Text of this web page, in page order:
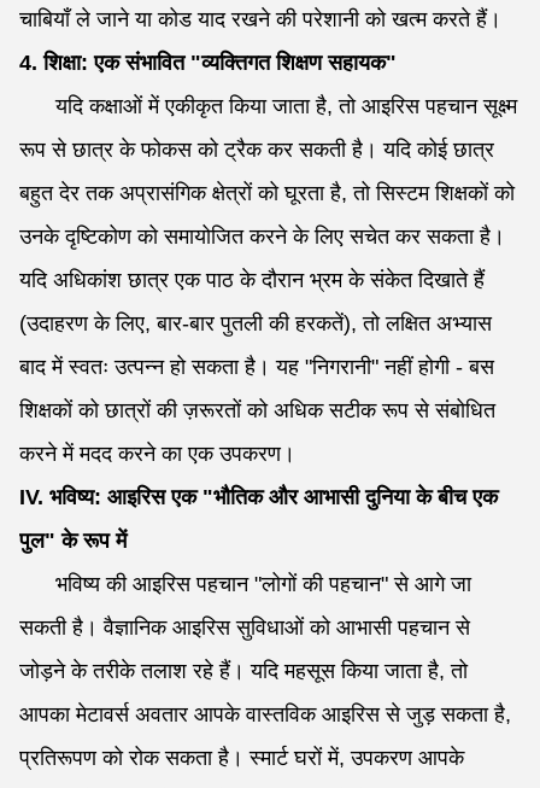
चाबियाँ ले जाने या कोड याद रखने की परेशानी को खत्म करते हैं।
4. शिक्षा: एक संभावित "व्यक्तिगत शिक्षण सहायक"
यदि कक्षाओं में एकीकृत किया जाता है, तो आइरिस पहचान सूक्ष्म
रूप से छात्र के फोकस को ट्रैक कर सकती है। यदि कोई छात्र
बहुत देर तक अप्रासंगिक क्षेत्रों को घूरता है, तो सिस्टम शिक्षकों को
उनके दृष्टिकोण को समायोजित करने के लिए सचेत कर सकता है।
यदि अधिकांश छात्र एक पाठ के दौरान भ्रम के संकेत दिखाते हैं
(उदाहरण के लिए, बार-बार पुतली की हरकतें), तो लक्षित अभ्यास
बाद में स्वतः उत्पन्न हो सकता है। यह "निगरानी" नहीं होगी - बस
शिक्षकों को छात्रों की ज़रूरतों को अधिक सटीक रूप से संबोधित
करने में मदद करने का एक उपकरण।
IV. भविष्य: आइरिस एक "भौतिक और आभासी दुनिया के बीच एक
पुल" के रूप में
भविष्य की आइरिस पहचान "लोगों की पहचान" से आगे जा
सकती है। वैज्ञानिक आइरिस सुविधाओं को आभासी पहचान से
जोड़ने के तरीके तलाश रहे हैं। यदि महसूस किया जाता है, तो
आपका मेटावर्स अवतार आपके वास्तविक आइरिस से जुड़ सकता है,
प्रतिरूपण को रोक सकता है। स्मार्ट घरों में, उपकरण आपके